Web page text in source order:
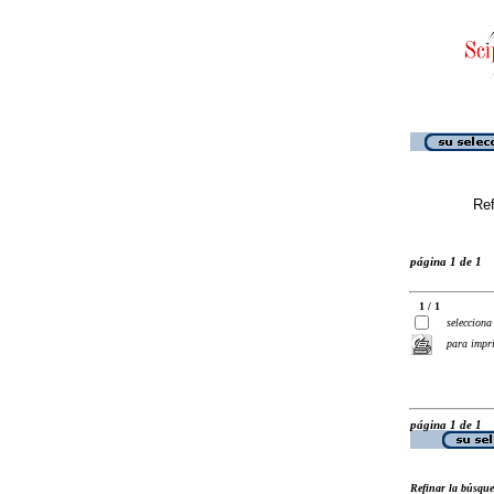
página 1 de 1
1 / 1
selecciona
para
página 1 de 1
Refinar la